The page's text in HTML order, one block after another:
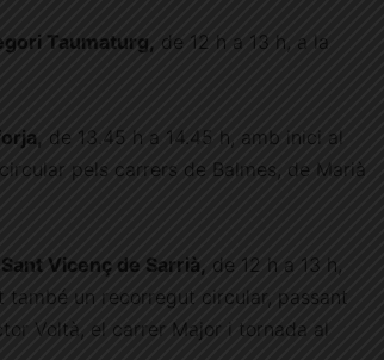
Taumaturg, de 12 h a 13 h, a la
de 13.45 h a 14.45 h, amb inici al
pels carrers de Balmes, de Marià
Vicenç de Sarrià, de 12 h a 13 h,
també un recorregut circular, passant
Voltà, el carrer Major i tornada al